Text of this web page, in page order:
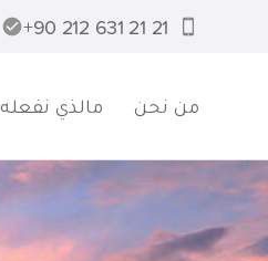
21 21 631 212 90+
من نحن مالذي نفعله